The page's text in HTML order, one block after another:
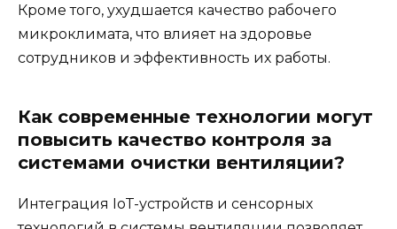
Кроме того, ухудшается качество рабочего
микроклимата, что влияет на здоровье
сотрудников и эффективность их работы.
Как современные технологии могут
повысить качество контроля за
системами очистки вентиляции?
Интеграция IoT-устройств и сенсорных